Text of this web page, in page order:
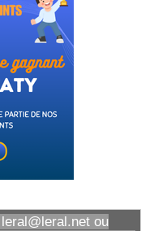
ou